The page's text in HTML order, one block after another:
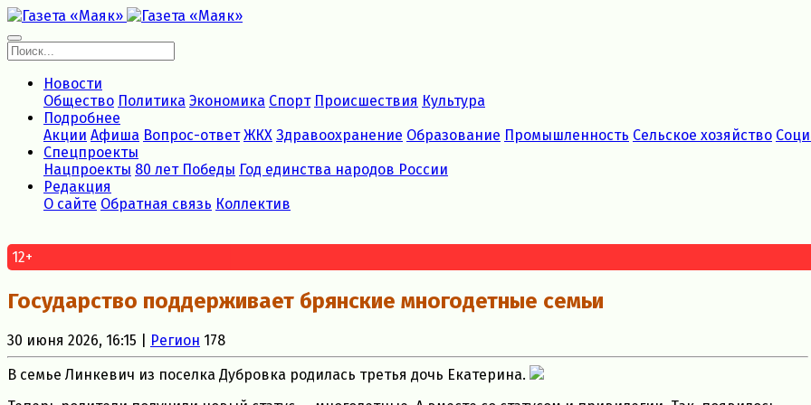
Новости
Общество Политика Экономика Спорт Происшествия Культура
Подробнее
Акции Афиша Вопрос-ответ ЖКХ Здравоохранение Образование Промышленность Сельское хозяйство
Спецпроекты
Нацпроекты 80 лет Победы Год единства народов России
Редакция
О сайте Обратная связь Коллектив
12+
Государство поддерживает брянские многодетные семьи
30 июня 2026, 16:15 | Регион 178
В семье Линкевич из поселка Дубровка родилась третья дочь Екатерина.